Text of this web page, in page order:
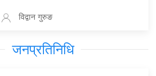
विद्वान गुरुङ
जनप्रतिनिधि